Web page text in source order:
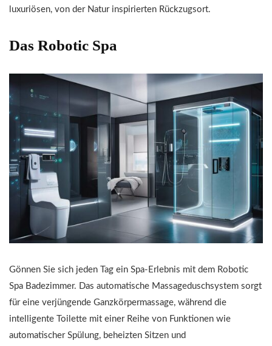
luxuriösen, von der Natur inspirierten Rückzugsort.
Das Robotic Spa
Gönnen Sie sich jeden Tag ein Spa-Erlebnis mit dem Robotic
Spa Badezimmer. Das automatische Massageduschsystem sorgt
für eine verjüngende Ganzkörpermassage, während die
intelligente Toilette mit einer Reihe von Funktionen wie
automatischer Spülung, beheizten Sitzen und